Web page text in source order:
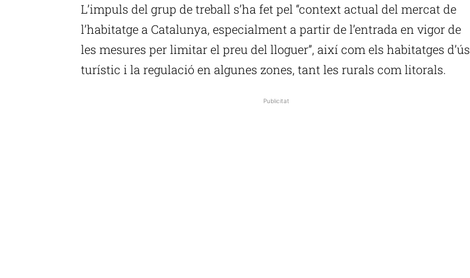
L’impuls del grup de treball s’ha fet pel “context actual del mercat de
l’habitatge a Catalunya, especialment a partir de l’entrada en vigor de
les mesures per limitar el preu del lloguer”, així com els habitatges d’ús
turístic i la regulació en algunes zones, tant les rurals com litorals.
Publicitat